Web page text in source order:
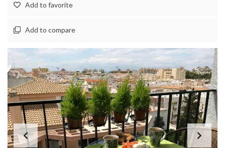
Add to favorite
Add to compare